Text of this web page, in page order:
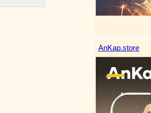
AnKap.store